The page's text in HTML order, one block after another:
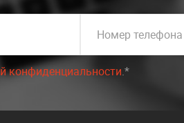
Номер телефона
конфиденциальности.*